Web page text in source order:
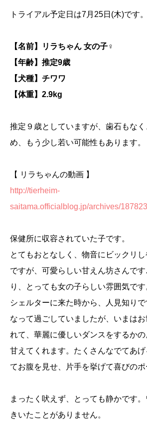
トライアル予定日は7月25日(木)です。
【名前】リラちゃん 女の子♀
【年齢】推定9歳
【犬種】チワワ
【体重】2.9kg
推定９歳としていますが、歯石もな
め、もう少し若い可能性もあります。
【 リラちゃんの動画 】
http://tierheim-
saitama.officialblog.jp/archives/
保健所に収容されていた子です。
とてもおとなしく、物音にビックリ
ですが、可愛らしい甘えん坊さんで
り、とっても女の子らしい雰囲気です
シェルターに来た時から、人見知りで
なって過ごしていましたが、いまは
れて、華麗に優しいダンスをするか
甘えてくれます。たくさんなでてあ
てお腹を見せ、片手を挙げて喜びのポ
まったく吠えず、とっても静かです
きいたことがありません。